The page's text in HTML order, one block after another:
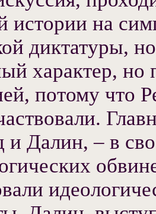
истории на
диктатуры,
характер, но
потому что
Далин, – в